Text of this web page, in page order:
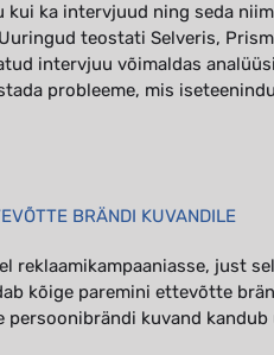
ka intervjuud ning seda
teostati Selveris,
intervjuu võimaldas
probleeme, mis
BRÄNDI KUVANDILE
reklaamikampaaniasse, just
kõige paremini ettevõtte
persoonibrändi kuvand